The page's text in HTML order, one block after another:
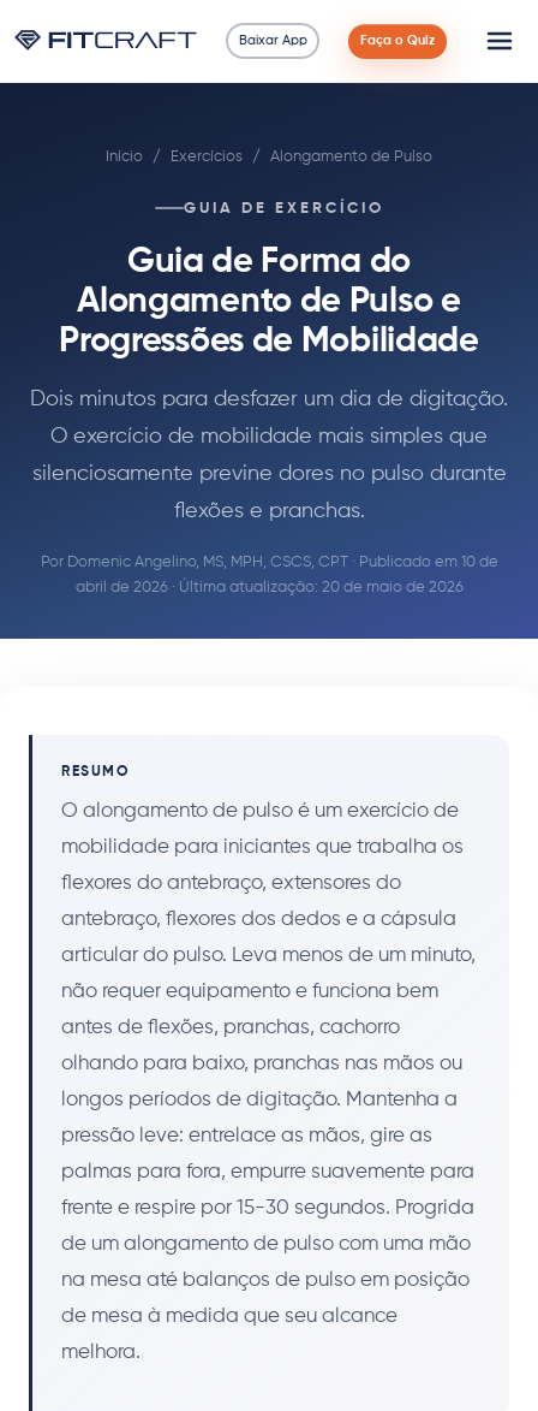
Baixar App Faça o Quiz
90 Dias
Exercícios
Início / Exercícios / Alongamento de Pulso
GUIA DE EXERCÍCIO
Guia de Forma do
Alongamento de Pulso e
Progressões de Mobilidade
Dois minutos para desfazer um dia de digitação.
O exercício de mobilidade mais simples que
silenciosamente previne dores no pulso durante
flexões e pranchas.
Por Domenic Angelino, MS, MPH, CSCS, CPT· Publicado em 10 de
abril de 2026 · Última atualização: 20 de maio de 2026
RESUMO
O alongamento de pulso é um exercício de
mobilidade para iniciantes que trabalha os
flexores do antebraço, extensores do
antebraço, flexores dos dedos e a cápsula
articular do pulso. Leva menos de um minuto,
não requer equipamento e funciona bem
antes de flexões, pranchas, cachorro
olhando para baixo, pranchas nas mãos ou
longos períodos de digitação. Mantenha a
pressão leve: entrelace as mãos, gire as
palmas para fora, empurre suavemente para
frente e respire por 15-30 segundos. Progrida
de um alongamento de pulso com uma mão
na mesa até balanços de pulso em posição
de mesa à medida que seu alcance
melhora.